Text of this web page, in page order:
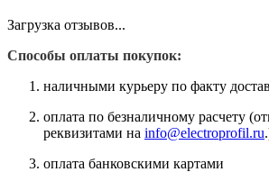
Загрузка отзывов...
Способы оплаты покупок:
наличными курьеру по факту
оплата по безналичному расчету
реквизитами на info@electroprofil.ru
оплата банковскими картами